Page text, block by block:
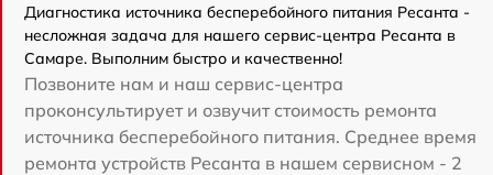
Диагностика источника бесперебойного питания Ресанта -
несложная задача для нашего сервис-центра Ресанта в
Самаре. Выполним быстро и качественно!
Позвоните нам и наш сервис-центра
проконсультирует и озвучит стоимость ремонта
источника бесперебойного питания. Среднее время
ремонта устройств Ресанта в нашем сервисном - 2